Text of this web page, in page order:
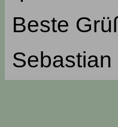
Beste
Sebastian